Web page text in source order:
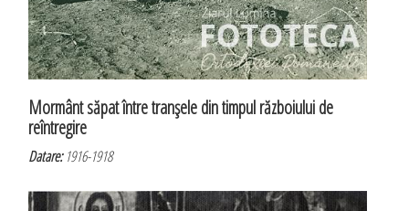
Mormânt săpat între tranşele din timpul războiului de
reîntregire
Datare:1916-1918